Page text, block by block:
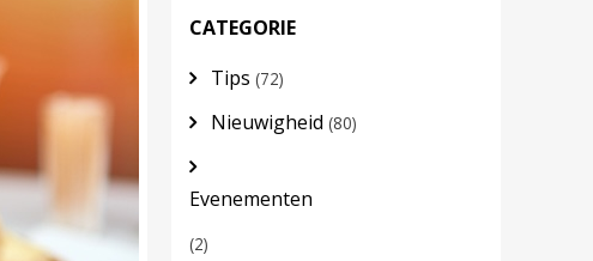
CATEGORIE
Tips (72)
Nieuwigheid (80)
Evenementen
(2)